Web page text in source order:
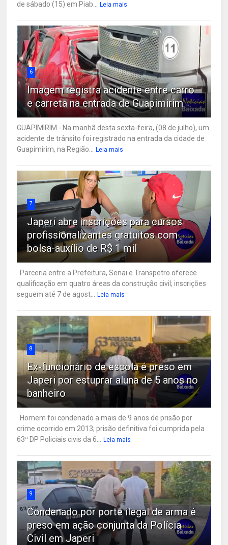
de sábado (15) em Piab... Leia mais
6
Imagem registra acidente entre carro
e carreta na entrada de Guapimirim
GUAPIMIRIM - Na manhã desta sexta-feira, (08 de julho), um
acidente de trânsito foi registrado na entrada da cidade de
Guapimirim, na Região...
Leia mais
7
Japeri abre inscrições para cursos
profissionalizantes gratuitos com
bolsa-auxílio de R$ 1 mil
Parceria entre a Prefeitura, Senai e Transpetro oferece
qualificação em quatro áreas da construção civil; inscrições
seguem até 7 de agost...
Leia mais
8
Ex-funcionário de escola é preso em
Japeri por estuprar aluna de 5 anos no
banheiro
Homem foi condenado a mais de 9 anos de prisão por
crime ocorrido em 2013; prisão definitiva foi cumprida pela
63ª DP Policiais civis da 6...
Leia mais
9
Condenado por porte ilegal de arma é
preso em ação conjunta da Polícia
Civil em Japeri